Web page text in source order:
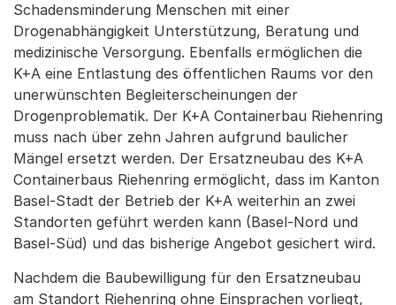
Schadensminderung Menschen mit einer
Drogenabhängigkeit Unterstützung, Beratung und
medizinische Versorgung. Ebenfalls ermöglichen die
K+A eine Entlastung des öffentlichen Raums vor den
unerwünschten Begleiterscheinungen der
Drogenproblematik. Der K+A Containerbau Riehenring
muss nach über zehn Jahren aufgrund baulicher
Mängel ersetzt werden. Der Ersatzneubau des K+A
Containerbaus Riehenring ermöglicht, dass im Kanton
Basel-Stadt der Betrieb der K+A weiterhin an zwei
Standorten geführt werden kann (Basel-Nord und
Basel-Süd) und das bisherige Angebot gesichert wird.
Nachdem die Baubewilligung für den Ersatzneubau
am Standort Riehenring ohne Einsprachen vorliegt,